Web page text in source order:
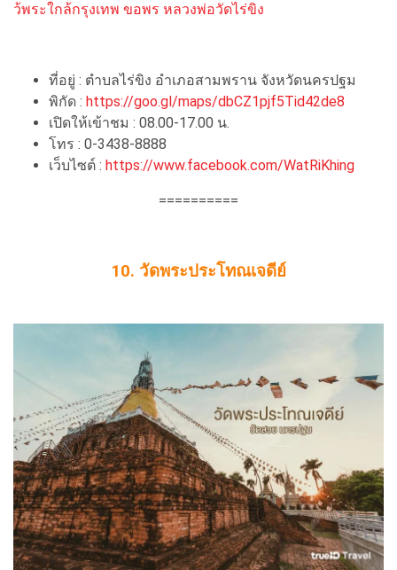
ว้พระใกล้กรุงเทพ ขอพร หลวงพ่อวัดไร่ขิง
ที่อยู่ : ตำบลไร่ขิง อำเภอสามพราน จังหวัดนครปฐม
พิกัด : https://goo.gl/maps/dbCZ1pjf5Tid42de8
เปิดให้เข้าชม : 08.00-17.00 น.
โทร : 0-3438-8888
เว็บไซต์ : https://www.facebook.com/WatRiKhing
==========
10. วัดพระประโทณเจดีย์